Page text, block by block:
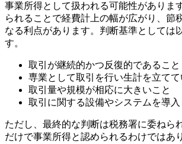
事業所得として扱われる可能性がありま
られることで経費計上の幅が広がり、節
なる利点があります。判断基準としては
す。
取引が継続的かつ反復的であること
専業として取引を行い生計を立てて
取引量や規模が相応に大きいこと
取引に関する設備やシステムを導入
ただし、最終的な判断は税務署に委ねら
だけで事業所得と認められるわけではあ